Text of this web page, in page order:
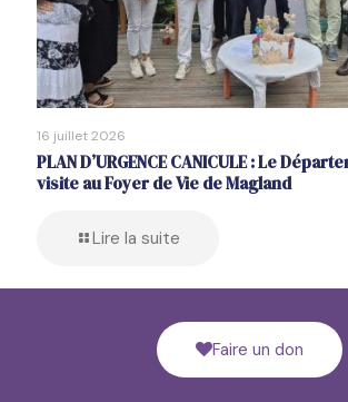
16 juillet 2026
PLAN D’URGENCE CANICULE : Le
visite au Foyer de Vie de Magland
Lire la suite
Faire un don